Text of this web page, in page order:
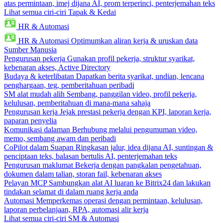
atas permintaan, imej dijana AI, prom terperinci, penterjemahan teks
Lihat semua ciri-ciri Tapak & Kedai
HR & Automasi
HR & Automasi Optimumkan aliran kerja & uruskan data
Sumber Manusia
Pengurusan pekerja Gunakan profil pekerja, struktur syarikat,
kebenaran akses, Active Directory
Budaya & keterlibatan Dapatkan berita syarikat, undian, lencana
penghargaan, teg, pemberitahuan peribadi
SM alat mudah alih Sembang, panggilan video, profil pekerja,
kelulusan, pemberitahuan di mana-mana sahaja
Pengurusan kerja Jejak prestasi pekerja dengan KPI, laporan kerja,
paparan penyelia
Komunikasi dalaman Berhubung melalui pengumuman video,
memo, sembang awam dan peribadi
CoPilot dalam Suapan Ringkasan jalur, idea dijana AI, suntingan &
penciptaan teks, balasan bertulis AI, penterjemahan teks
Pengurusan maklumat Bekerja dengan pangkalan pengetahuan,
dokumen dalam talian, storan fail, kebenaran akses
Pelayan MCP Sambungkan alat AI luaran ke Bitrix24 dan lakukan
tindakan selamat di dalam ruang kerja anda
Automasi Memperkemas operasi dengan permintaan, kelulusan,
laporan perbelanjaan, RPA, automasi alir kerja
Lihat semua ciri-ciri SM & Automasi